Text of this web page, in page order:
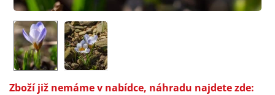
Zboží již nemáme v nabídce, náhradu najdete zde: